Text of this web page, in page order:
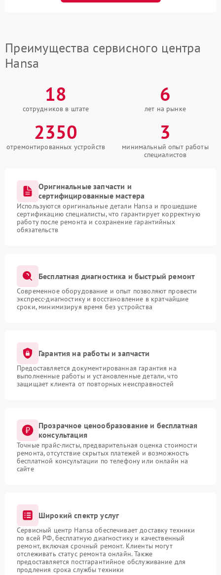
Преимущества сервисного центра
Hansa
18
сотрудников в штате
6
лет на рынке
2350
отремонтированных устройств
3
минимальный опыт работы
специалистов
Оригинальные запчасти и
сертифицированные мастера
Используются оригинальные детали Hansa и прошедшие
сертификацию специалисты, что гарантирует корректную
работу после ремонта и сохранение гарантийных
обязательств
Бесплатная диагностика и быстрый ремонт
Современное оборудование и опыт позволяют провести
экспресс-диагностику и восстановление в кратчайшие
сроки, минимизируя время без устройства
Гарантия на работы и запчасти
Предоставляется документированная гарантия на
выполненные работы и установленные детали, что
защищает клиента от повторных неисправностей
Прозрачное ценообразование и бесплатная
консультация
Точные прайс-листы, предварительная оценка стоимости
ремонта, отсутствие скрытых платежей и возможность
бесплатной консультации по телефону или онлайн на
сайте
Широкий спектр услуг
Сервисный центр Hansa обеспечивает доставку техники
по всей РФ, бесплатную диагностику и качественный
ремонт, включая срочный ремонт. Клиенты могут
отслеживать статус ремонта онлайн. Также
предоставляется постгарантийное обслуживание для
продления срока службы техники